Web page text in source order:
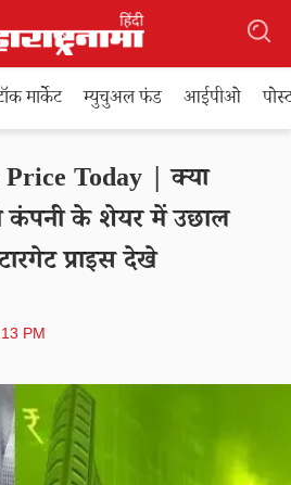
मार्केट म्युचुअल फंड आईपीओ
Today | क्या
कंपनी के शेयर में उछाल
प्राइस देखे
PM